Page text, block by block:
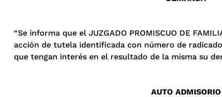
“Se informa que el JUZGADO PROMISCUO DE
acción de tutela identificada con número de
que tengan interés en el resultado de la misma su
AUTO ADMISORIO